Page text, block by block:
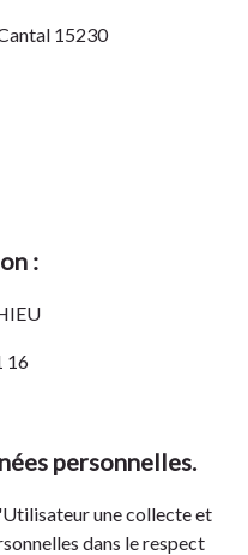
15230
:
16
personnelles.
une collecte et
dans le respect